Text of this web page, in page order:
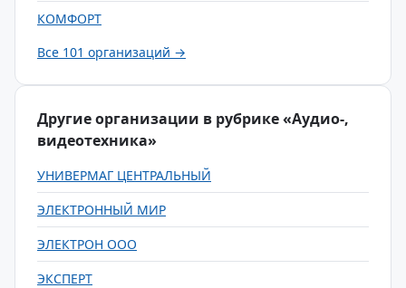
КОМФОРТ
Все 101 организаций →
Другие организации в рубрике «Аудио-,
видеотехника»
УНИВЕРМАГ ЦЕНТРАЛЬНЫЙ
ЭЛЕКТРОННЫЙ МИР
ЭЛЕКТРОН ООО
ЭКСПЕРТ